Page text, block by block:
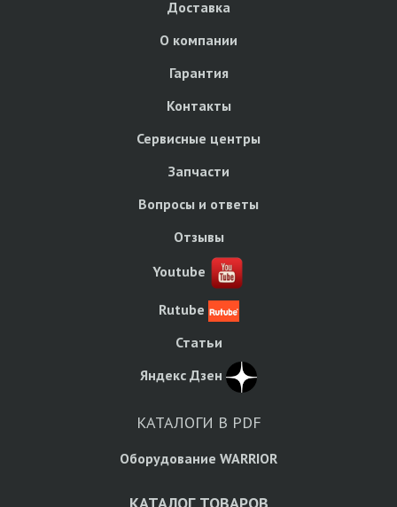
Доставка
О компании
Гарантия
Контакты
Сервисные центры
Запчасти
Вопросы и ответы
Отзывы
Youtube
Rutube
Статьи
Яндекс Дзен
КАТАЛОГИ В PDF
Оборудование WARRIOR
КАТАЛОГ ТОВАРОВ